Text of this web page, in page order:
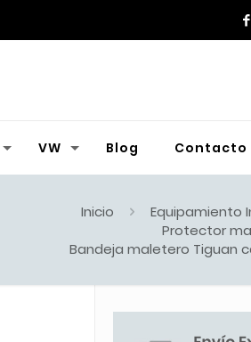
VW Blog Contacto
Inicio
Equipamiento
Protector
Bandeja maletero Tiguan